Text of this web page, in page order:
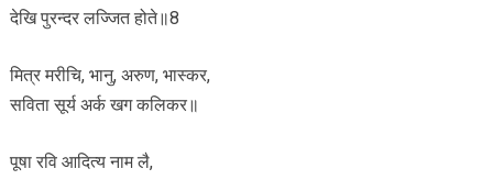
देखि पुरन्दर लज्जित होते॥8
मित्र मरीचि, भानु, अरुण, भास्कर,
सविता सूर्य अर्क खग कलिकर॥
पूषा रवि आदित्य नाम लै,